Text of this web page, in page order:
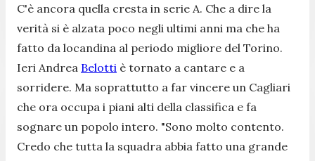
C'è ancora quella cresta in serie A. Che a dire la
verità si è alzata poco negli ultimi anni ma che ha
fatto da locandina al periodo migliore del Torino.
Ieri Andrea Belotti è tornato a cantare e a
sorridere. Ma soprattutto a far vincere un Cagliari
che ora occupa i piani alti della classifica e fa
sognare un popolo intero. "Sono molto contento.
Credo che tutta la squadra abbia fatto una grande